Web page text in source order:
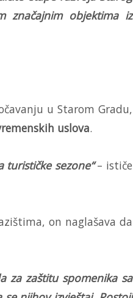
značajnim objektima iz
u Starom Gradu,
uslova.
sezone“– ističe
on naglašava da
za zaštitu spomenika sa